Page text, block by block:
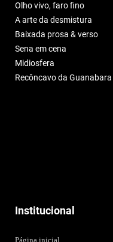
Olho vivo, faro fino
A arte da desmistura
Baixada prosa & verso
Sena em cena
Midiosfera
Recôncavo da Guanabara
Institucional
Página inicial